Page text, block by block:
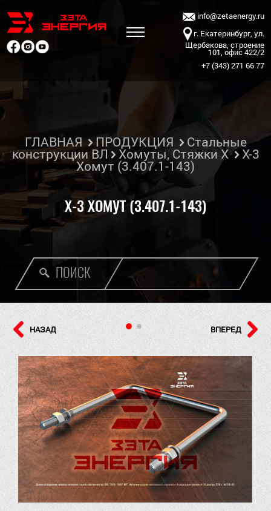
info@zetaenergy.ru
г. Екатеринбург, ул.
Щербакова, строение
101, офис 422/2
+7 (343) 271 66 77
ПОИСК
ГЛАВНАЯ ПРОДУКЦИЯ Стальные
конструкции ВЛ Хомуты, Стяжки Х Х-3
Хомут (3.407.1-143)
Х-3 ХОМУТ (3.407.1-143)
НАЗАД ВПЕРЕД